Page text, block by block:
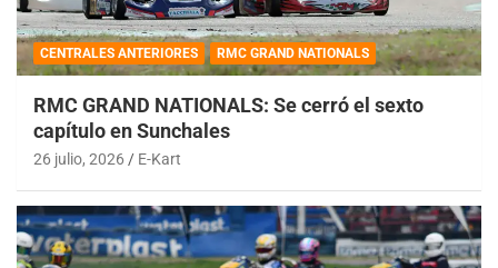
CENTRALES ANTERIORES RMC GRAND NATIONALS
RMC GRAND NATIONALS: Se cerró el sexto
capítulo en Sunchales
26 julio, 2026 E-Kart